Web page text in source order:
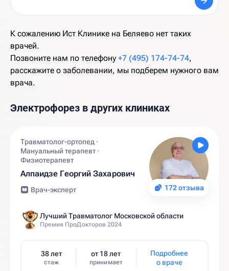
К сожалению Ист Клинике на Беляево нет таких
врачей.
Позвоните нам по телефону +7 (495) 174-74-74,
расскажите о заболевании, мы подберем нужного вам
врача.
Электрофорез в других клиниках
172 отзыва
Травматолог-ортопед ·
Мануальный терапевт ·
Физиотерапевт
Алпаидзе Георгий Захарович
Врач-эксперт
Лучший Травматолог Московской области
Премия ПроДокторов 2024
38 лет
стаж
от 18 лет
принимает
Подробнее
о враче